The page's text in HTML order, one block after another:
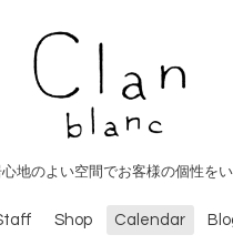
のよい空間でお客様の個性を
Shop Calendar